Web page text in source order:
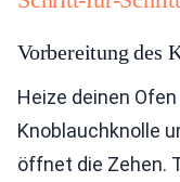
Vorbereitung des
Heize deinen
Knoblauchknolle
öffnet die Zehen.